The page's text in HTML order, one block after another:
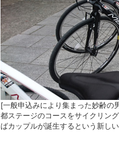
[一般申込みにより集まった妙齢の
都ステージのコースをサイクリン
ばカップルが誕生するという新し